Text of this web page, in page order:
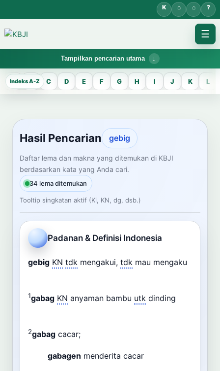
☰
Tampilkan pencarian utama
KBJI WORKSPACE
Hasil Pencarian
Temukan lema Jawa dan maknanya dalam bahasa Indonesia saat
mengelola data Kamus Bahasa Jawa-Indonesia.
CARI LEMA JAWA
Masukkan kata Jawa
Dashboard Pencarian
A B C D E F G H I J K L
Hasil Pencarian gebig
Daftar lema dan makna yang ditemukan di KBJI
berdasarkan kata yang Anda cari.
34 lema ditemukan
Tooltip singkatan aktif (Ki, KN, dg, dsb.)
Padanan & Definisi Indonesia
gebig KN tdk mengakui, tdk mau mengaku
1gabag KN anyaman bambu utk dinding
2gabag cacar;
gabagen menderita cacar